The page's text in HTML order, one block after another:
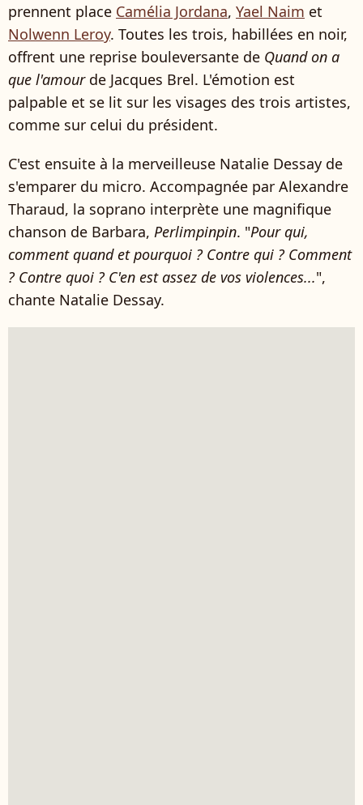
prennent place Camélia Jordana, Yael Naim et
Nolwenn Leroy. Toutes les trois, habillées en noir,
offrent une reprise bouleversante de Quand on a
que l'amourde Jacques Brel. L'émotion est
palpable et se lit sur les visages des trois artistes,
comme sur celui du président.
C'est ensuite à la merveilleuse Natalie Dessay de
s'emparer du micro. Accompagnée par Alexandre
Tharaud, la soprano interprète une magnifique
chanson de Barbara, Perlimpinpin. "Pour qui,
comment quand et pourquoi ? Contre qui ? Comment
? Contre quoi ? C'en est assez de vos violences...",
chante Natalie Dessay.